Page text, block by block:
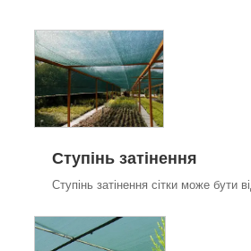
Ступінь затінення
Ступінь затінення сітки може бути